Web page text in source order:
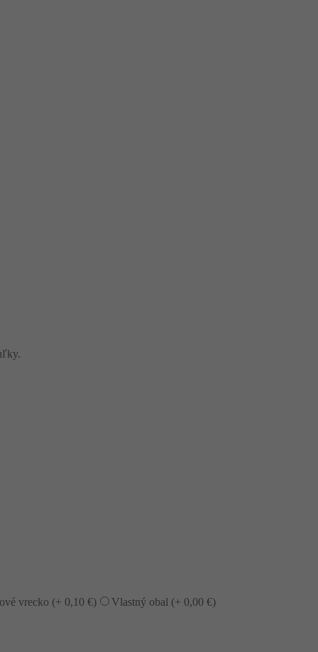
vrecko (+ 0,10€) Vlastný obal (+ 0,00€)